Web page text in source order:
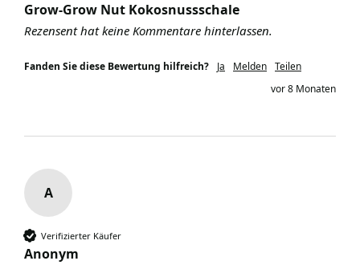
Grow-Grow Nut Kokosnussschale
Rezensent hat keine Kommentare hinterlassen.
Fanden Sie diese Bewertung hilfreich? Ja Melden Teilen
vor 8 Monaten
A
Verifizierter Käufer
Anonym